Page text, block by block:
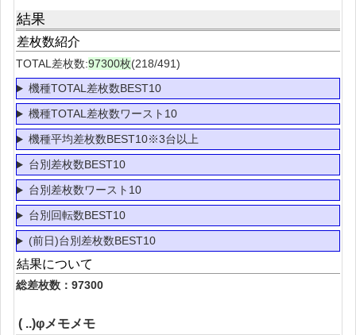
結果
差枚数紹介
TOTAL差枚数:97300枚(218/491)
機種TOTAL差枚数BEST10
機種TOTAL差枚数ワースト10
機種平均差枚数BEST10※3台以上
台別差枚数BEST10
台別差枚数ワースト10
台別回転数BEST10
(前日)台別差枚数BEST10
結果について
総差枚数：97300
( ..)φメモメモ